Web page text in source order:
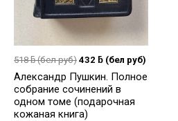
518ƃ(бел руб) 432 ƃ (бел руб)
Александр Пушкин. Полное
собрание сочинений в
одном томе (подарочная
кожаная книга)